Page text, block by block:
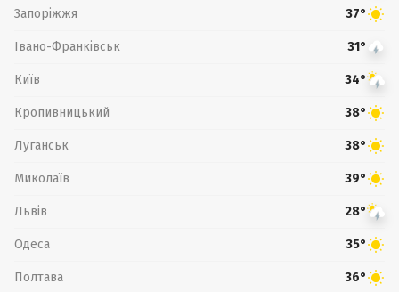
Запоріжжя 37°
Івано-Франківськ 31°
Київ 34°
Кропивницький 38°
Луганськ 38°
Миколаїв 39°
Львів 28°
Одеса 35°
Полтава 36°